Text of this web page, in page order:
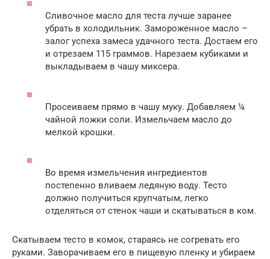
Сливочное масло для теста лучше заранее
убрать в холодильник. Замороженное масло –
залог успеха замеса удачного теста. Достаем его
и отрезаем 115 граммов. Нарезаем кубиками и
выкладываем в чашу миксера.
Просеиваем прямо в чашу муку. Добавляем ¼
чайной ложки соли. Измельчаем масло до
мелкой крошки.
Во время измельчения ингредиентов
постепенно вливаем ледяную воду. Тесто
должно получиться крупчатым, легко
отделяться от стенок чаши и скатываться в ком.
Скатываем тесто в комок, стараясь не согревать его
руками. Заворачиваем его в пищевую пленку и убираем